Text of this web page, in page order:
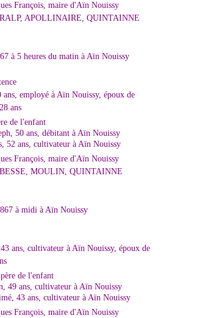
François, maire d'Aïn Nouissy
APOLLINAIRE, QUINTAINNE
à 5 heures du matin à Aïn Nouissy
employé à Aïn Nouissy, époux de
ans
de l'enfant
50 ans, débitant à Aïn Nouissy
52 ans, cultivateur à Aïn Nouissy
François, maire d'Aïn Nouissy
MOULIN, QUINTAINNE
à midi à Aïn Nouissy
ans, cultivateur à Aïn Nouissy, époux de
de l'enfant
49 ans, cultivateur à Aïn Nouissy
43 ans, cultivateur à Aïn Nouissy
François, maire d'Aïn Nouissy